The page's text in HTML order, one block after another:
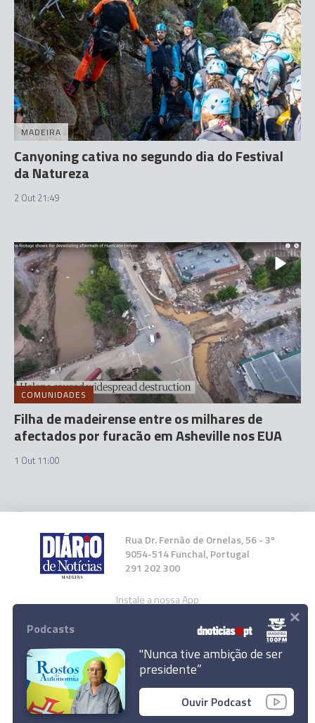
MADEIRA
Canyoning cativa no segundo dia do Festival
da Natureza
2 Out 21:49
COMUNIDADES
Filha de madeirense entre os milhares de
afectados por furacão em Asheville nos EUA
1 Out 11:00
Rua Dr. Fernão de Ornelas, 56 - 3º
9054-514 Funchal, Portugal
291 202 300
Instale a nossa App
© 2024 Empresa Diário de Notícias, Lda.
Todos os direitos reservados.
Podcasts
"Nunca tive ambição de ser
presidente”
Ouvir Podcast
×